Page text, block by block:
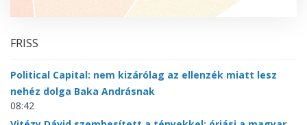
FRISS
Political Capital: nem kizárólag az ellenzék miatt lesz
nehéz dolga Baka Andrásnak
08:42